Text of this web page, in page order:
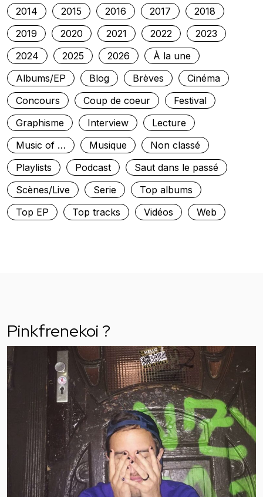
2014
2015 2016 2017
2018
2019
2020 2021 2022
2023
2024
2025 2026
À la une
Albums/EP
Blog Brèves
Cinéma
Concours
Coup de coeur
Festival
Graphisme
Interview
Lecture
Music of …
Musique
Non classé
Playlists
Podcast
Saut dans le passé
Scènes/Live
Serie
Top albums
Top EP
Top tracks Vidéos Web
Pinkfrenekoi ?